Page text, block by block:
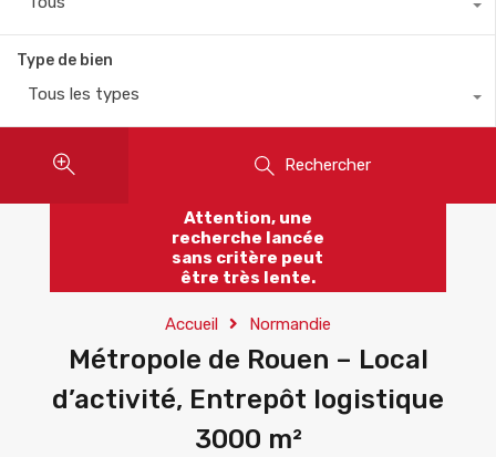
Type de bien
Tous les types
Rechercher
Attention, une
recherche lancée
sans critère peut
être très lente.
Accueil Normandie
Métropole de Rouen – Local
d’activité, Entrepôt logistique
3000 m²